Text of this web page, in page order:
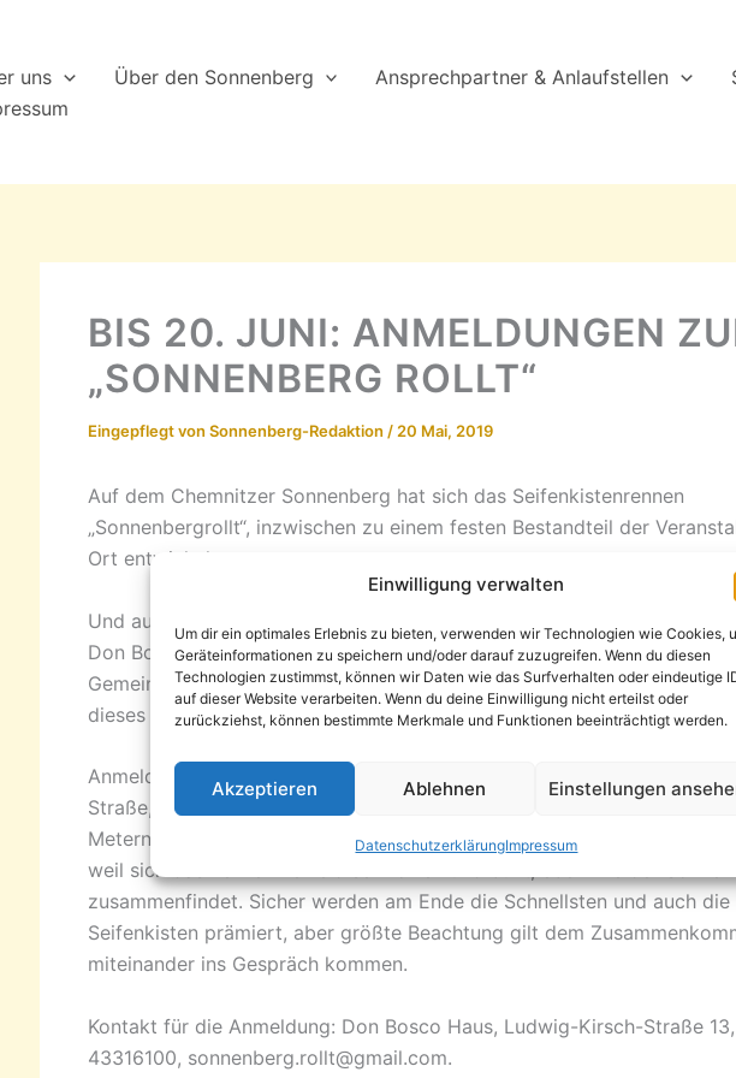
Einwilligung verwalten
Um dir ein optimales Erlebnis zu bieten, verwenden wir Technologien wie Cookies,
Geräteinformationen zu speichern und/oder darauf zuzugreifen. Wenn du diesen
Technologien zustimmst, können wir Daten wie das Surfverhalten oder eindeutige
auf dieser Website verarbeiten. Wenn du deine Einwilligung nicht erteilst oder
zurückziehst, können bestimmte Merkmale und Funktionen beeinträchtigt werden.
Akzeptieren Ablehnen Einstellungen
DatenschutzerklärungImpressum
uns Über den Sonnenberg Ansprechpartner & Anlaufstellen
BIS 20. JUNI: ANMELDUNGEN
„SONNENBERG ROLLT“
Eingepflegt von Sonnenberg-Redaktion / 20 Mai, 2019
Auf dem Chemnitzer Sonnenberg hat sich das Seifenkistenrennen
„Sonnenbergrollt“, inzwischen zu einem festen Bestandteil der
Ort entwickelt.
Und auch in diesem Jahr wird dazu herzlich eingeladen. Von vielen
Don Bosco Hauses, der katholischen Kirchgemeinde Heilige Mutter
Gemeinde St. Joseph, der Stadt Chemnitz und anderen mehr
dieses Spektakel nunmehr zum 8. Mal am 23. Juni 2019 statt.
Anmeldungen sind bis 20. Juni 2019 möglich. Gerollt wird auf der
Straße, zwischen Zietenstraße und Hainstraße auf einer Länge von
Metern. Es zählt wohl zu den verrücktesten Seifenkistenrennen der
weil sich das Teilnehmerfeld sehr offen und bunt, eben wie der
zusammenfindet. Sicher werden am Ende die Schnellsten und auch
Seifenkisten prämiert, aber größte Beachtung gilt dem
miteinander ins Gespräch kommen.
Kontakt für die Anmeldung: Don Bosco Haus, Ludwig-Kirsch-Straße
43316100, sonnenberg.rollt@gmail.com.